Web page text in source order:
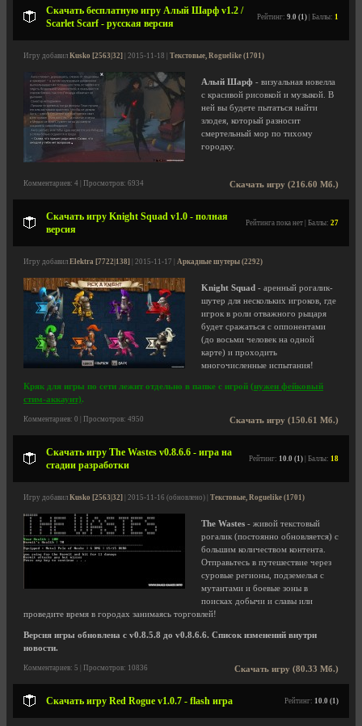
Скачать бесплатную игру Алый Шарф v1.2 /
Scarlet Scarf - русская версия
Рейтинг: 9.0 (1) | Баллы: 1
Игру добавил Kusko [2563|32] | 2015-11-18 | Текстовые, Roguelike (1701)
Алый Шарф - визуальная новелла
с красивой рисовкой и музыкой. В
ней вы будете пытаться найти
злодея, который разносит
смертельный мор по тихому
городку.
Скачать игру (216.60 Мб.)
Комментариев: 4 | Просмотров: 6934
Скачать игру Knight Squad v1.0 - полная
версия
Рейтинга пока нет | Баллы: 27
Игру добавил Elektra [7722|138] | 2015-11-17 | Аркадные шутеры (2292)
Knight Squad - аренный рогалик-
шутер для нескольких игроков, где
игрок в роли отважного рыцаря
будет сражаться с оппонентами
(до восьми человек на одной
карте) и проходить
многочисленные испытания!
Кряк для игры по сети лежит отдельно в папке с игрой (нужен фейковый
стим-аккаунт).
Скачать игру (150.61 Мб.)
Комментариев: 0 | Просмотров: 4950
Скачать игру The Wastes v0.8.6.6 - игра на
стадии разработки
Рейтинг: 10.0 (1) | Баллы: 18
Игру добавил Kusko [2563|32] | 2015-11-16 (обновлено) | Текстовые, Roguelike (1701)
The Wastes - живой текстовый
рогалик (постоянно обновляется) с
большим количеством контента.
Отправьтесь в путешествие через
суровые регионы, подземелья с
мутантами и боевые зоны в
поисках добычи и славы или
проведите время в городах занимаясь торговлей!
Версия игры обновлена с v0.8.5.8 до v0.8.6.6. Список изменений внутри
новости.
Скачать игру (80.33 Мб.)
Комментариев: 5 | Просмотров: 10836
Скачать игру Red Rogue v1.0.7 - flash игра Рейтинг: 10.0 (1)